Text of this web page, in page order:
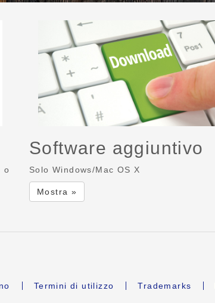
o
Software aggiuntivo
Solo Windows/Mac OS X
Mostra »
Termini di utilizzo Trademarks